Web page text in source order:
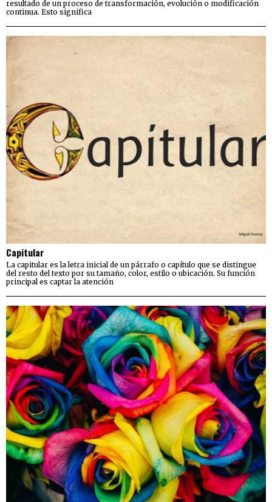
resultado de un proceso de transformación, evolución o modificación
continua. Esto significa
Capitular
La capitular es la letra inicial de un párrafo o capítulo que se distingue
del resto del texto por su tamaño, color, estilo o ubicación. Su función
principal es captar la atención